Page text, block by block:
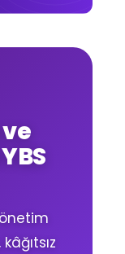
ve